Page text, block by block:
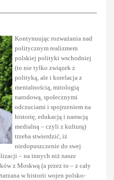
Kontynuując rozważania nad
politycznym realizmem
polskiej polityki wschodniej
(to nie tylko związek z
polityką, ale i korelacja z
mentalnością, mitologią
narodową, społecznymi
odczuciami i spojrzeniem na
historię, edukacją i narracją
medialną – czyli z kulturą)
trzeba stwierdzić, iż
niedopuszczenie do swej
– na innych niż nasze
z Moskwą (a przez to – z cały
w historii wojen polsko-